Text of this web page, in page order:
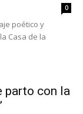
0
poético y
Casa de la
parto con la